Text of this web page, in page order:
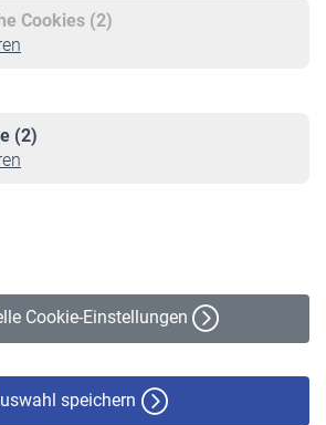
Cookies (2)
(2)
Cookie-Einstellungen
speichern